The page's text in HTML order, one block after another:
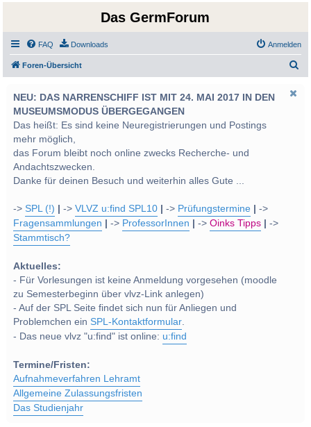
Das GermForum
FAQ Downloads Anmelden
Foren-Übersicht
NEU: DAS NARRENSCHIFF IST MIT 24. MAI 2017 IN DEN
MUSEUMSMODUS ÜBERGEGANGEN
Das heißt: Es sind keine Neuregistrierungen und Postings
mehr möglich,
das Forum bleibt noch online zwecks Recherche- und
Andachtszwecken.
Danke für deinen Besuch und weiterhin alles Gute ...
->SPL (!) ->VLVZ u:find SPL10 -> Prüfungstermine
->
Fragensammlungen
-> ProfessorInnen ->Oinks Tipps
->
Stammtisch?
Aktuelles:
- Für Vorlesungen ist keine Anmeldung vorgesehen (moodle
zu Semesterbeginn über vlvz-Link anlegen)
- Auf der SPL Seite findet sich nun für Anliegen und
Problemchen einSPL-Kontaktformular.
- Das neue vlvz "u:find" ist online: u:find
Termine/Fristen:
Aufnahmeverfahren Lehramt
Allgemeine Zulassungsfristen
Das Studienjahr